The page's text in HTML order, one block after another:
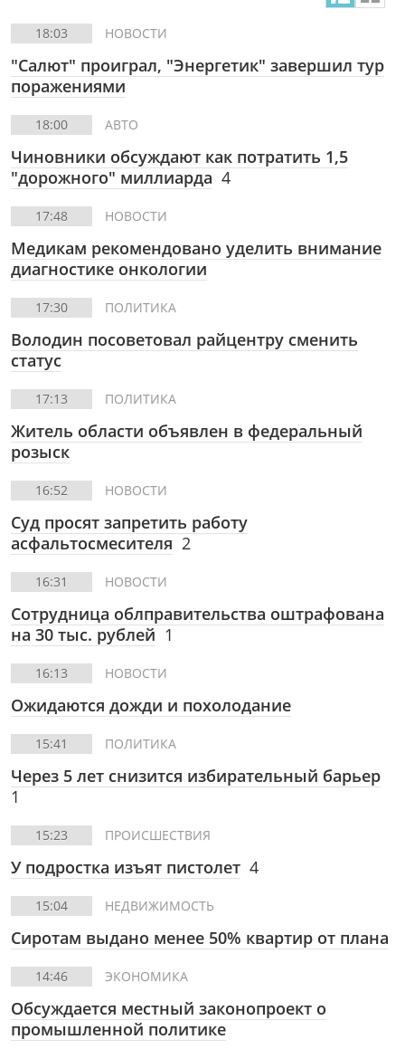
18:03 НОВОСТИ
"Салют" проиграл, "Энергетик" завершил тур
поражениями
18:00 АВТО
Чиновники обсуждают как потратить 1,5
"дорожного" миллиарда 4
17:48 НОВОСТИ
Медикам рекомендовано уделить внимание
диагностике онкологии
17:30 ПОЛИТИКА
Володин посоветовал райцентру сменить
статус
17:13 ПОЛИТИКА
Житель области объявлен в федеральный
розыск
16:52 НОВОСТИ
Суд просят запретить работу
асфальтосмесителя 2
16:31 НОВОСТИ
Сотрудница облправительства оштрафована
на 30 тыс. рублей 1
16:13 НОВОСТИ
Ожидаются дожди и похолодание
15:41 ПОЛИТИКА
Через 5 лет снизится избирательный барьер
1
15:23 ПРОИСШЕСТВИЯ
У подростка изъят пистолет 4
15:04 НЕДВИЖИМОСТЬ
Сиротам выдано менее 50% квартир от плана
14:46 ЭКОНОМИКА
Обсуждается местный законопроект о
промышленной политике